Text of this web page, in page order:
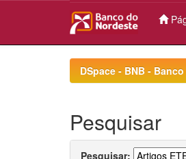
DSpace - BNB -
Pesquisar
Pesquisar: